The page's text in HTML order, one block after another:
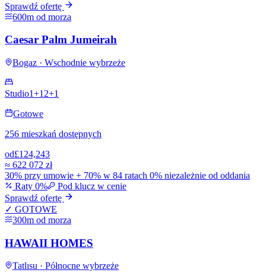
Sprawdź ofertę
600m od morza
Caesar Palm Jumeirah
Bogaz · Wschodnie wybrzeże
Studio1+1 2+1
Gotowe
256 mieszkań dostępnych
od£124,243
≈ 622 072 zł
30% przy umowie + 70% w 84 ratach 0% niezależnie od oddania
Raty 0%
Pod klucz w cenie
Sprawdź ofertę
✓ GOTOWE
300m od morza
HAWAII HOMES
Tatlısu · Północne wybrzeże